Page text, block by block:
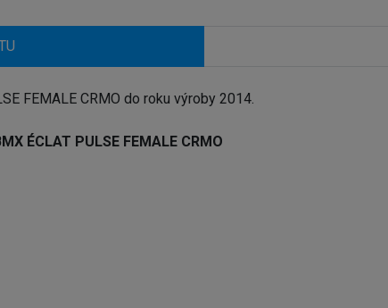
FEMALE CRMO do roku výroby 2014.
ÉCLAT PULSE FEMALE CRMO